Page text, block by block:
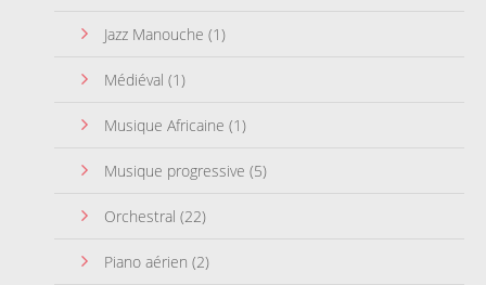
Jazz Manouche (1)
Médiéval (1)
Musique Africaine (1)
Musique progressive (5)
Orchestral (22)
Piano aérien (2)